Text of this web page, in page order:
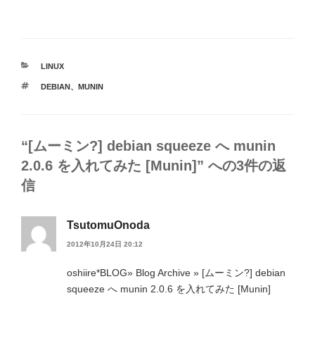
カ
ゴ
LINUX
タ
DEBIAN、 MUNIN
“[ムーミン?] debian squeeze へ munin
2.0.6 を入れてみた [Munin]” への3件の返
信
TsutomuOnoda
2012年10月24日 20:12
oshiire*BLOG» Blog Archive » [ムーミン?] debian
squeeze へ munin 2.0.6 を入れてみた [Munin]